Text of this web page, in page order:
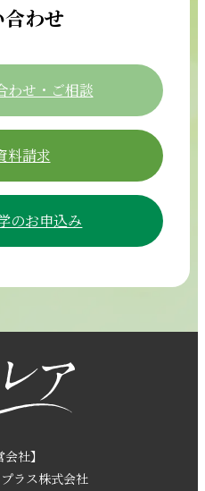
5811
17:30（月曜～土曜）
採用情報
合わせ
わせ
わせ・ご相談
料請求
のお申込み
会社】
ラス株式会社